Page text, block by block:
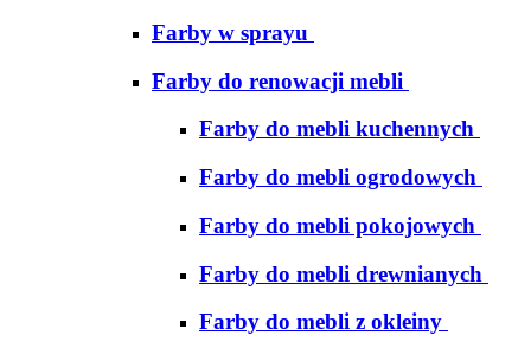
Farby w sprayu
Farby do renowacji mebli
Farby do mebli kuchennych
Farby do mebli ogrodowych
Farby do mebli pokojowych
Farby do mebli drewnianych
Farby do mebli z okleiny